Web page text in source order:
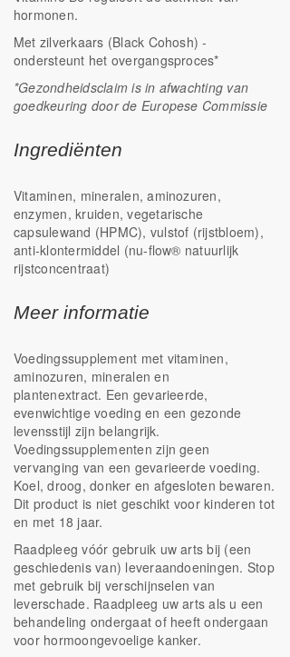
hormonen.
Met zilverkaars (Black Cohosh) -
ondersteunt het overgangsproces*
*Gezondheidsclaim is in afwachting van
goedkeuring door de Europese Commissie
Ingrediënten
Vitaminen, mineralen, aminozuren,
enzymen, kruiden, vegetarische
capsulewand (HPMC), vulstof (rijstbloem),
anti-klontermiddel (nu-flow® natuurlijk
rijstconcentraat)
Meer informatie
Voedingssupplement met vitaminen,
aminozuren, mineralen en
plantenextract. Een gevarieerde,
evenwichtige voeding en een gezonde
levensstijl zijn belangrijk.
Voedingssupplementen zijn geen
vervanging van een gevarieerde voeding.
Koel, droog, donker en afgesloten bewaren.
Dit product is niet geschikt voor kinderen tot
en met 18 jaar.
Raadpleeg vóór gebruik uw arts bij (een
geschiedenis van) leveraandoeningen. Stop
met gebruik bij verschijnselen van
leverschade. Raadpleeg uw arts als u een
behandeling ondergaat of heeft ondergaan
voor hormoongevoelige kanker.